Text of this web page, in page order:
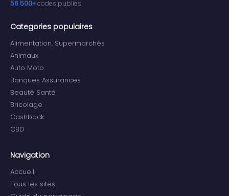
56 500+codes publies
Categories populaires
Alimentation, Supermarchés
Animaux
Auto Moto
Banques Assurances
Beauté Santé
Bricolage
Cashback
CBD
Navigation
Accueil
Tous les sites